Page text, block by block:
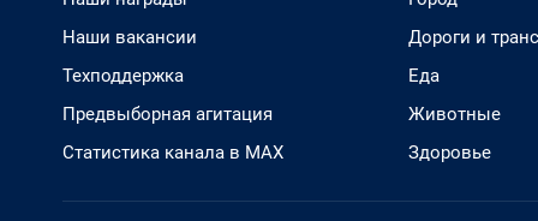
Наши вакансии
Техподдержка
Предвыборная агитация
Статистика канала в MAX
Дороги и
Еда
Животные
Здоровье